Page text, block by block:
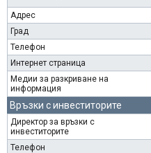
Адрес
Град
Телефон
Интернет страница
Медии за разкриване на
информация
Връзки с инвеститорите
Директор за връзки с
инвеститорите
Телефон